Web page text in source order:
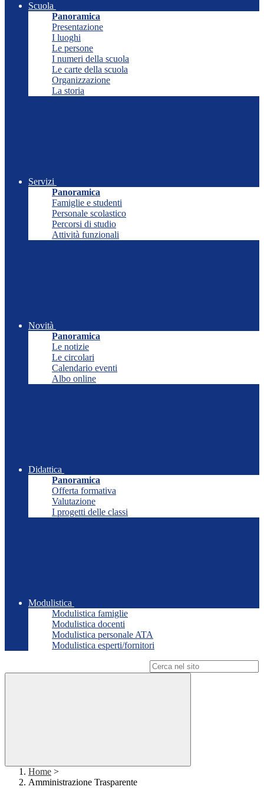
Scuola
Panoramica
Presentazione
I luoghi
Le persone
I numeri della scuola
Le carte della scuola
Organizzazione
La storia
Servizi
Panoramica
Famiglie e studenti
Personale scolastico
Percorsi di studio
Attività funzionali
Novità
Panoramica
Le notizie
Le circolari
Calendario eventi
Albo online
Didattica
Panoramica
Offerta formativa
Valutazione
I progetti delle classi
Modulistica
Modulistica famiglie
Modulistica docenti
Modulistica personale ATA
Modulistica esperti/fornitori
Home >
Amministrazione Trasparente